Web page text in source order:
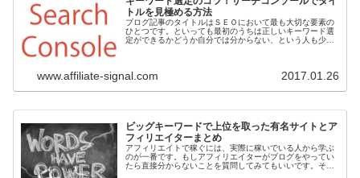
トルを見極める方法
ブログ記事のタイトルはＳＥＯにおいて最も大切な要素の
ひとつです。といっても最初のうちは正しいキーワード選
定ができるかどうか自分では分からない、という人も少な
www.affiliate-signal.com 2017.01.26
ビッグキーワードで上位を取った有名サイトとア
フィリエイターまとめ
アフィリエイトで稼ぐには、実際に稼いでいる人から学ぶ
のが一番です。もしアフィリエイターがブログをやってい
たら直接分からないことを質問してみてもいいです。そう